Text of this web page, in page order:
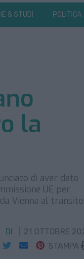
& STUDI POLITICA
la
di aver dato
UE per
Vienna al transito
DI
21 OTTOBRE
STAMPA